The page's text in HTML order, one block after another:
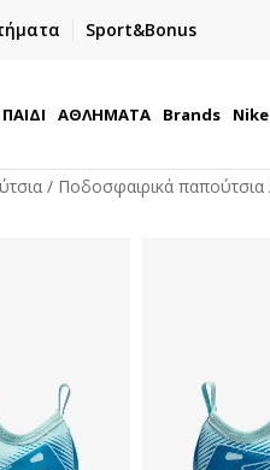
Sport&Bonus
ΜΕ BOX NOW
24/7
ΠΑΙΔΙ ΑΘΛΗΜΑΤΑ Brands Nike
Ποδοσφαιρικά παπούτσια